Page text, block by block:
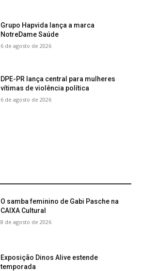
Grupo Hapvida lança a marca
NotreDame Saúde
6 de agosto de 2026
DPE-PR lança central para mulheres
vítimas de violência política
6 de agosto de 2026
O samba feminino de Gabi Pasche na
CAIXA Cultural
8 de agosto de 2026
Exposição Dinos Alive estende
temporada